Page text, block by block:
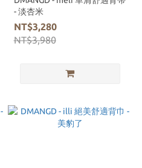
- 淡杏米
NT$3,280
NT$3,980